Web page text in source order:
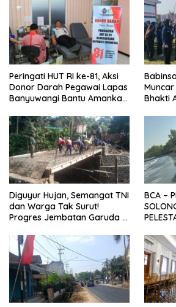
Peringati HUT RI ke-81, Aksi
Donor Darah Pegawai Lapas
Banyuwangi Bantu Amankan
Bhakti
Diguyur Hujan, Semangat TNI
dan Warga Tak Surut!
Progres Jembatan Garuda di
BCA –
PANTAI